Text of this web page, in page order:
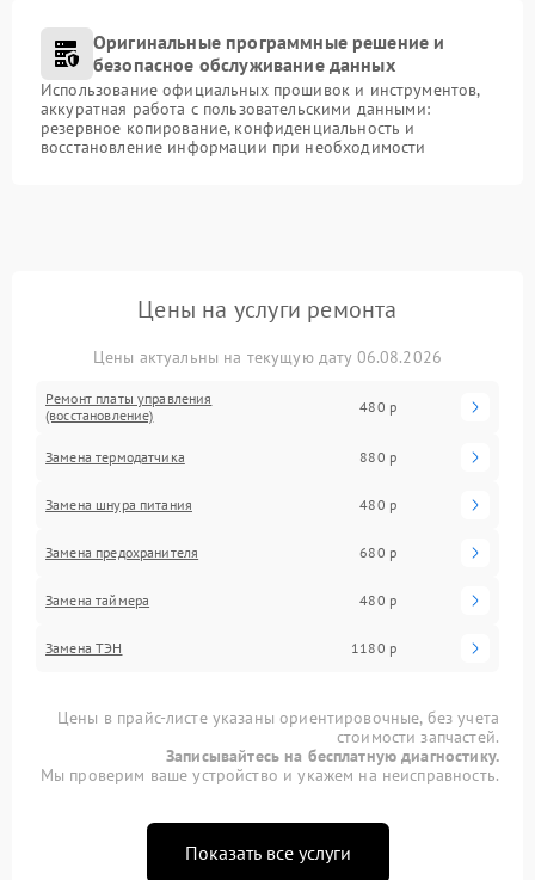
Оригинальные программные решение и
безопасное обслуживание данных
Использование официальных прошивок и инструментов,
аккуратная работа с пользовательскими данными:
резервное копирование, конфиденциальность и
восстановление информации при необходимости
Цены на услуги ремонта
Цены актуальны на текущую дату 06.08.2026
Ремонт платы управления
(восстановление)
480 р
Замена термодатчика 880 р
Замена шнура питания 480 р
Замена предохранителя 680 р
Замена таймера 480 р
Замена ТЭН 1180 р
Цены в прайс-листе указаны ориентировочные, без учета
стоимости запчастей.
Записывайтесь на бесплатную диагностику.
Мы проверим ваше устройство и укажем на неисправность.
Показать все услуги